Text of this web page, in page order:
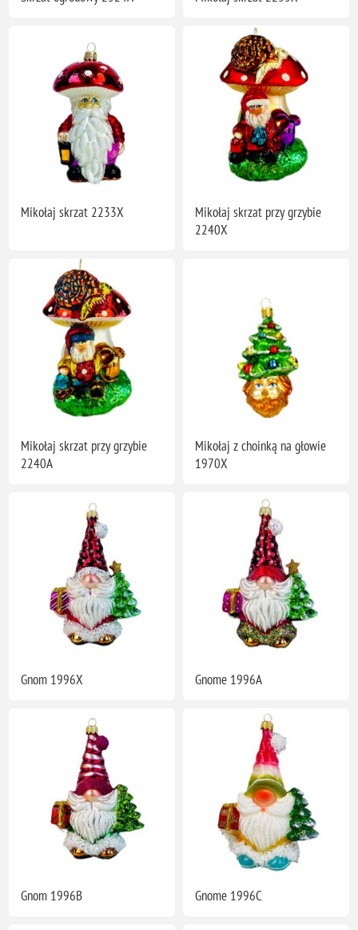
Mikołaj skrzat 2233X
Mikołaj skrzat przy grzybie
2240X
Mikołaj skrzat przy grzybie
2240A
Mikołaj z choinką na głowie
1970X
Gnom 1996X Gnome 1996A
Gnom 1996B Gnome 1996C